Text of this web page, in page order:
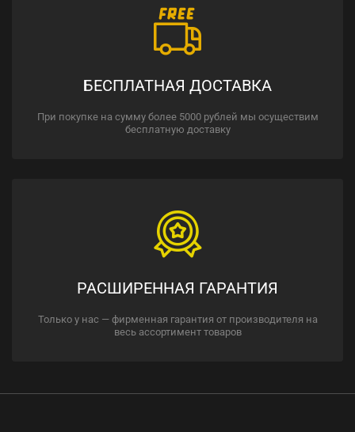
БЕСПЛАТНАЯ ДОСТАВКА
При покупке на сумму более 5000 рублей мы осуществим
бесплатную доставку
РАСШИРЕННАЯ ГАРАНТИЯ
Только у нас — фирменная гарантия от производителя на
весь ассортимент товаров